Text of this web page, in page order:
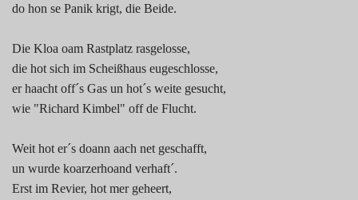
do hon se Panik krigt, die Beide.
Die Kloa oam Rastplatz rasgelosse,
die hot sich im Scheißhaus eugeschlosse,
er haacht off´s Gas un hot´s weite gesucht,
wie "Richard Kimbel" off de Flucht.
Weit hot er´s doann aach net geschafft,
un wurde koarzerhoand verhaft´.
Erst im Revier, hot mer geheert,